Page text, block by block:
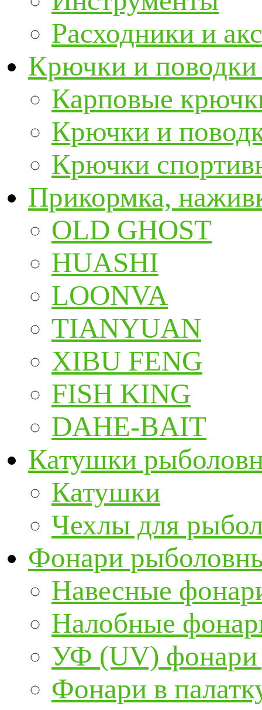
Расходники и
Крючки и
Карповые
Крючки и
Крючки
Прикормка,
OLD GHOST
HUASHI
LOONVA
TIANYUAN
XIBU FENG
FISH KING
DAHE-BAIT
Катушки
Катушки
Чехлы для
Фонари
Навесные
Налобные
УФ (UV) фонари
Фонари в